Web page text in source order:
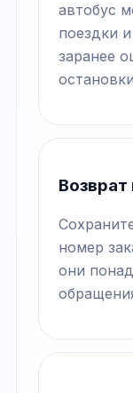
автобус
поездки
заранее
номер
они